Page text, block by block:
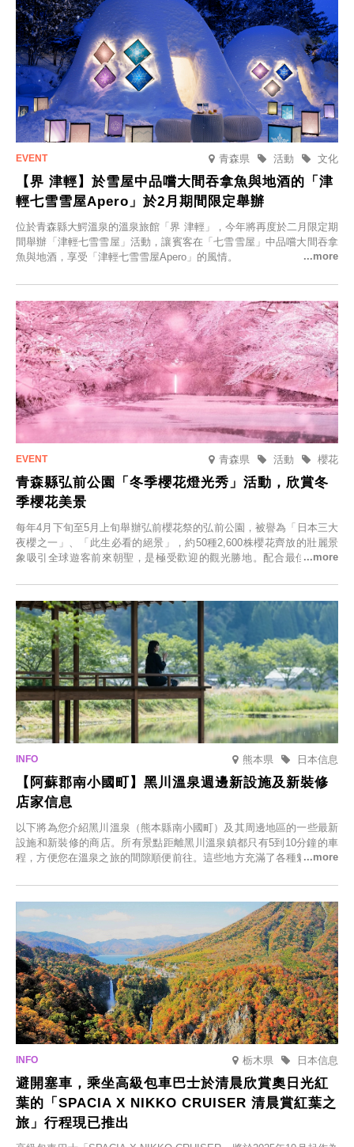
青森県 文化
活動
【界 津輕】於雪屋中品嚐大間吞拿魚與地酒的「津
輕七雪雪屋Apero」於2月期間限定舉辦
位於青森縣大鰐溫泉的溫泉旅館「界 津輕」，今年將再度於二月限定期
間舉辦「津輕七雪雪屋」活動，讓賓客在「七雪雪屋」中品嚐大間吞拿
魚與地酒，享受「津輕七雪雪屋Apero」的風情。
青森県 櫻花
活動
青森縣弘前公園「冬季櫻花燈光秀」活動，欣賞冬
季櫻花美景
每年4月下旬至5月上旬舉辦弘前櫻花祭的弘前公園，被譽為「日本三大
夜櫻之一」、「此生必看的絕景」，約50種2,600株櫻花齊放的壯麗景
象吸引全球遊客前來朝聖，是極受歡迎的觀光勝地。配合最佳觀雪時
「冬季櫻花燈光秀」。
熊本県 日本信息
【阿蘇郡南小國町】黑川溫泉週邊新設施及新裝修
店家信息
以下將為您介紹黑川溫泉（熊本縣南小國町）及其周邊地區的一些最新
設施和新裝修的商店。所有景點距離黑川溫泉鎮都只有5到10分鐘的車
程，方便您在溫泉之旅的間隙順便前往。這些地方充滿了各種魅力，包
食材的餐廳。讓您體驗黑川溫泉的全新樂趣。
栃木県 日本信息
避開塞車，乘坐高級包車巴士於清晨欣賞奧日光紅
葉的「SPACIA X NIKKO CRUISER 清晨賞紅葉之
旅」行程現已推出